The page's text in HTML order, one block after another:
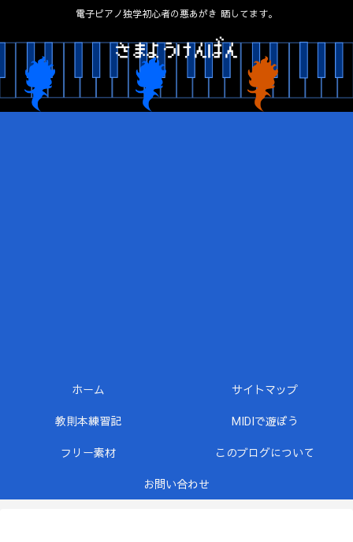
電子ピアノ独学初心者の悪あがき 晒してます。
ホーム
サイトマップ
教則本練習記
MIDIで遊ぼう
フリー素材
このブログについて
お問い合わせ